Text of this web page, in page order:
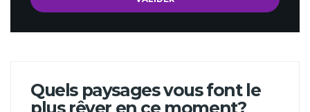
Quels paysages vous font le
plus rêver en ce moment?